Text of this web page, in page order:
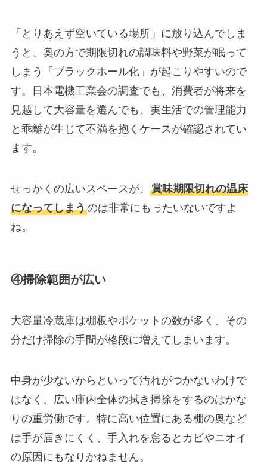
「とりあえず空いている場所」に放り込んでしま
うと、奥の方で期限切れの調味料や野菜が眠って
しまう「ブラックホール化」が起こりやすいので
す。日本電機工業会の調査でも、消費者が将来を
見越して大容量を選んでも、実生活での管理能力
と乖離が生じて不満を抱くケースが確認されてい
ます。
せっかくの広いスペースが、 賞味期限切れの温床
になってしまうのは非常にもったいないですよ
ね。
④掃除範囲が広い
大容量冷蔵庫は棚板やポケットの数が多く、その
分だけ掃除の手間が格段に増えてしまいます。
中身が少ないからといって汚れがつかないわけで
はなく、広い庫内全体の拭き掃除をするのはかな
りの重労働です。特に高い位置にある棚の奥など
は手が届きにくく、手入れを怠るとカビやニオイ
の原因にもなりかねません。